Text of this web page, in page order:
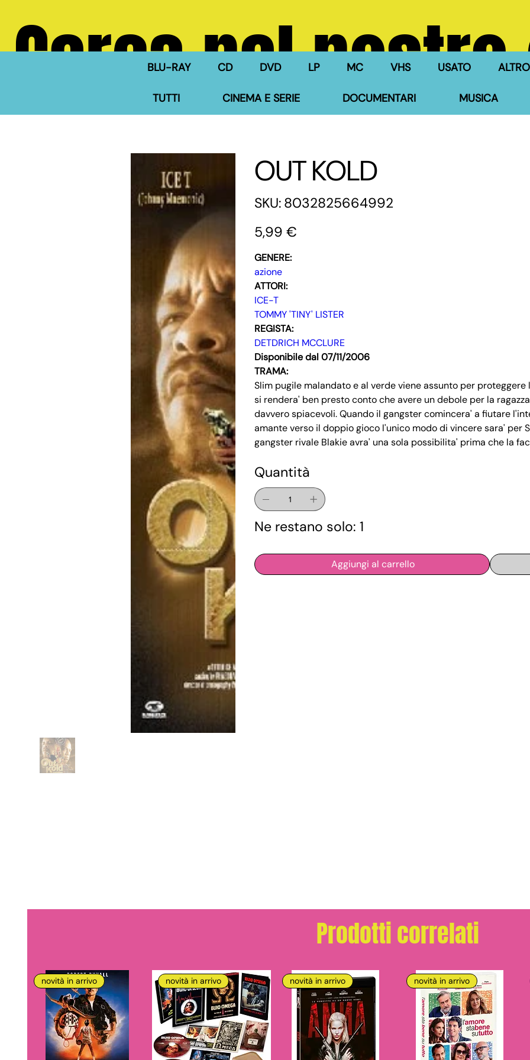
BLU-RAY CD DVD LP MC VHS USATO ALTRO
TUTTI CINEMA E SERIE DOCUMENTARI MUSICA
Cerca nel
OUT KOLD
SKU:
SKU
8032825664992
8032825664992
5,99 €
GENERE:
azione
ATTORI:
ICE-T
TOMMY 'TINY' LISTER
REGISTA:
DETDRICH MCCLURE
Disponibile dal 07/11/2006
TRAMA:
Slim pugile malandato e al verde viene assunto per
si rendera' ben presto conto che avere un debole per la
davvero spiacevoli. Quando il gangster comincera' a fiutare
amante verso il doppio gioco l'unico modo di vincere sara' per
gangster rivale Blakie avra' una sola possibilita' prima che la
Quantità
Ne restano solo: 1
Aggiungi al carrello
Prodotti correlati
novità in arrivo novità in arrivo novità in arrivo novità in arrivo